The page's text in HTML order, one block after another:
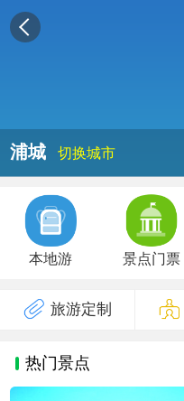
浦城 切换城市
本地游 景点门票
旅游定制
热门景点